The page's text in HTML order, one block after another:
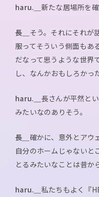
haru.＿ 新たな居場所を
長＿ そう。それにそれが
服ってそういう側面もあ
だなって思うような世界
し、なんかおもしろかっ
haru.＿ 長さんが平然と
みたいなのありそう。
長＿ 確かに、意外とアウ
自分のホームじゃないと
とるみたいなことは昔か
haru.＿ 私たちもよく『